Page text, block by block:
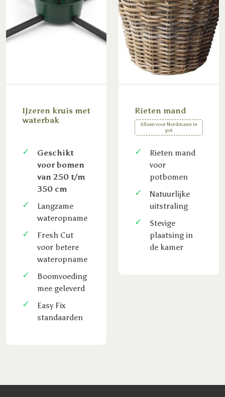
IJzeren kruis met
waterbak
Geschikt
voor bomen
van 250 t/m
350 cm
Langzame
wateropname
Fresh Cut
voor betere
wateropname
Boomvoeding
mee geleverd
Easy Fix
standaarden
Rieten mand
Alleen voor Nordmann in
pot
Rieten mand
voor
potbomen
Natuurlijke
uitstraling
Stevige
plaatsing in
de kamer